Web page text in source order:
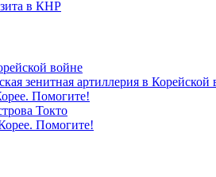
в КНР
войне
зенитная артиллерия в Корейской
Помогите!
Токто
Помогите!